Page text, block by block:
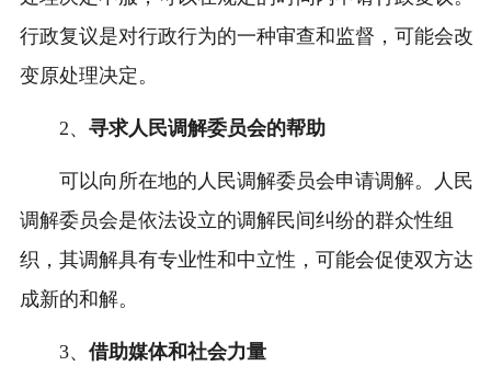
行政复议是对行政行为的一种审查和监督，可能会改
变原处理决定。
2、 寻求人民调解委员会的帮助
可以向所在地的人民调解委员会申请调解。人民
调解委员会是依法设立的调解民间纠纷的群众性组
织，其调解具有专业性和中立性，可能会促使双方达
成新的和解。
3、 借助媒体和社会力量